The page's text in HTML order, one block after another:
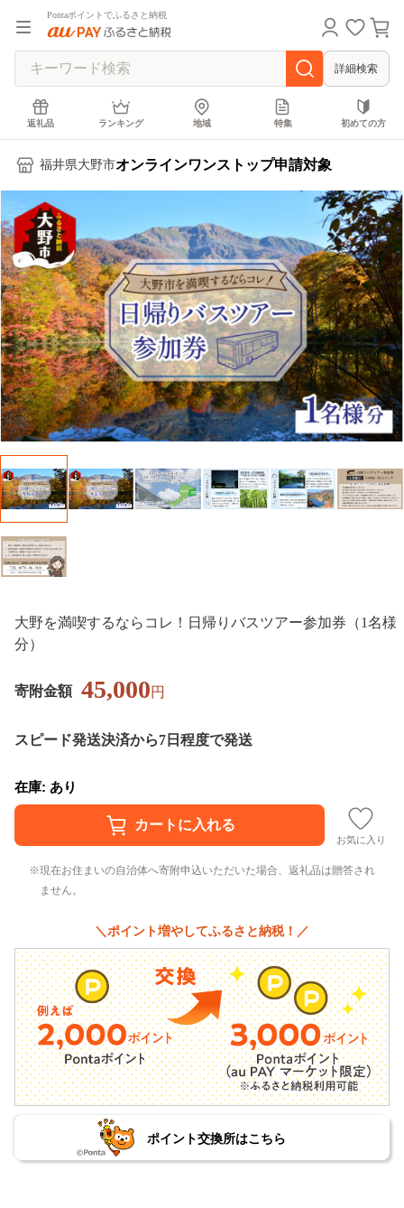
Pontaポイントでふるさと納税
詳細検索
返礼品 ランキング 地域 特集 初めての方
福井県大野市オンラインワンストップ申請対象
大野を満喫するならコレ！日帰りバスツアー参加券（1名様
分）
寄附金額 45,000円
スピード発送決済から7日程度で発送
在庫: あり
お気に入り
現在お住まいの自治体へ寄附申込いただいた場合、返礼品は贈答され
ません。
＼ポイント増やしてふるさと納税！／
ポイント交換所はこちら